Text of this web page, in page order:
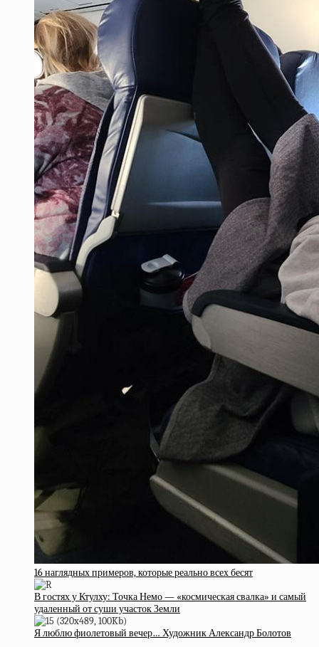
16 наглядных примеров, которые реально всех бесят
В гостях у Ктулху: Точка Немо — «космическая свалка» и самый
удаленный от суши участок Земли
Я люблю фиолетовый вечер… Художник Александр Болотов